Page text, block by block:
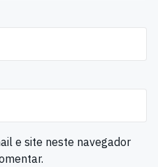
e site neste navegador